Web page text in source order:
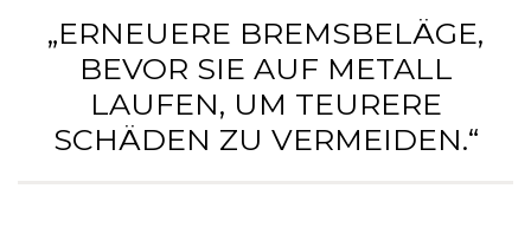
„ERNEUERE BREMSBELÄGE,
BEVOR SIE AUF METALL
LAUFEN, UM TEURERE
SCHÄDEN ZU VERMEIDEN.“